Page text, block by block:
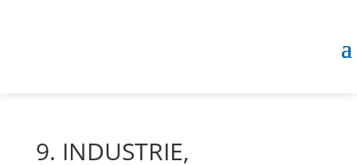
9. INDUSTRIE,